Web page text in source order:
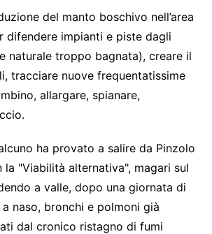
del manto boschivo nell’area
difendere impianti e piste dagli
naturale troppo bagnata), creare il
tracciare nuove frequentatissime
allargare, spianare,
ha provato a salire da Pinzolo
la "Viabilità alternativa", magari sul
a valle, dopo una giornata di
naso, bronchi e polmoni già
dal cronico ristagno di fumi